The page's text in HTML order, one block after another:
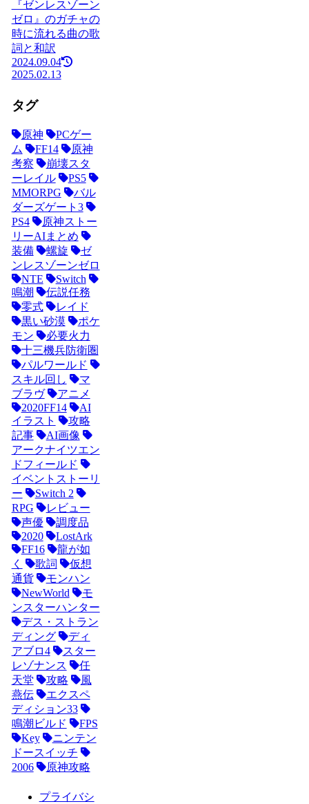
『ゼンレスゾーン
ゼロ』のガチャの
時に流れる曲の歌
詞と和訳
2024.09.04
2025.02.13
タグ
原神
PCゲー
ム
FF14
原神
考察
崩壊スタ
ーレイル
PS5
MMORPG
バル
ダーズゲート3
PS4
原神ストー
リーAIまとめ
装備
螺旋
ゼ
ンレスゾーンゼロ
NTE
Switch
鳴潮
伝説任務
零式
レイド
黒い砂漠
ポケ
モン
必要火力
十三機兵防衛圏
パルワールド
スキル回し
マ
ブラヴ
アニメ
2020FF14
AI
イラスト
攻略
記事
AI画像
アークナイツエン
ドフィールド
イベントストーリ
ー
Switch 2
RPG
レビュー
声優
調度品
2020
LostArk
FF16
龍が如
く
歌詞
仮想
通貨
モンハン
NewWorld
モ
ンスターハンター
デス・ストラン
ディング
ディ
アブロ4
スター
レゾナンス
任
天堂
攻略
風
燕伝
エクスペ
ディション33
鳴潮ビルド
FPS
Key
ニンテン
ドースイッチ
2006
原神攻略
プライバシ